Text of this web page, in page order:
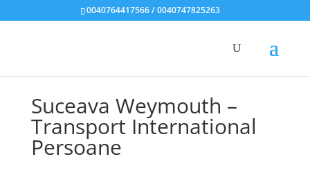
0040764417566 / 0040747825263
Suceava Weymouth –
Transport International
Persoane